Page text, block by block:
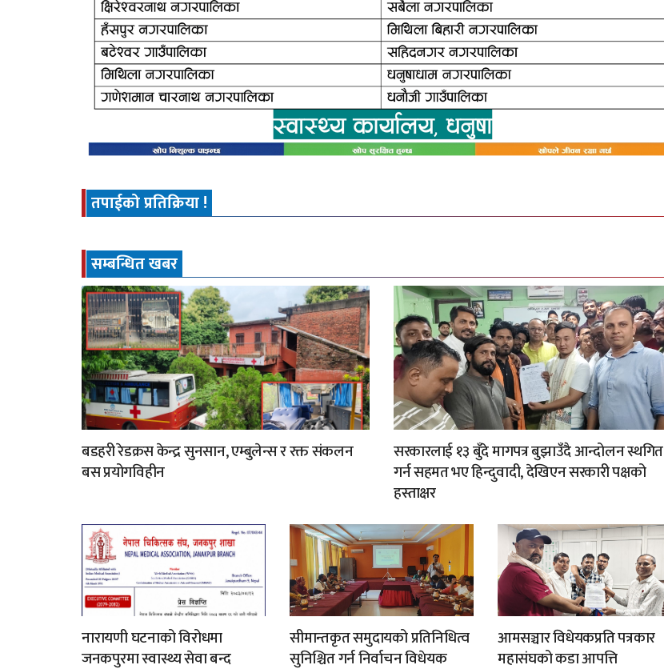
तपाईको प्रतिक्रिया !
सम्बन्धित खबर
बडहरी रेडक्रस केन्द्र सुनसान, एम्बुलेन्स र रक्त संकलन
बस प्रयोगविहीन
सरकारलाई १३ बुँदे मागपत्र बुझाउँदै आन्दोलन स्थगित
गर्न सहमत भए हिन्दुवादी, देखिएन सरकारी पक्षको
हस्ताक्षर
नारायणी घटनाको विरोधमा
जनकपुरमा स्वास्थ्य सेवा बन्द
सीमान्तकृत समुदायको प्रतिनिधित्व
सुनिश्चित गर्न निर्वाचन विधेयक
आमसञ्चार विधेयकप्रति पत्रकार
महासंघको कडा आपत्ति